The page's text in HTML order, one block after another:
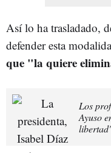
Así lo ha trasladado,
defender esta
que "la quiere
Los
Ayuso